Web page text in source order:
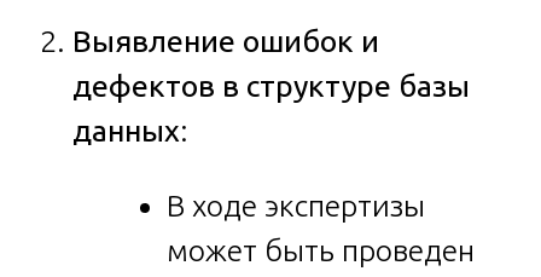
Выявление ошибок и
дефектов в структуре базы
данных:
В ходе экспертизы
может быть проведен